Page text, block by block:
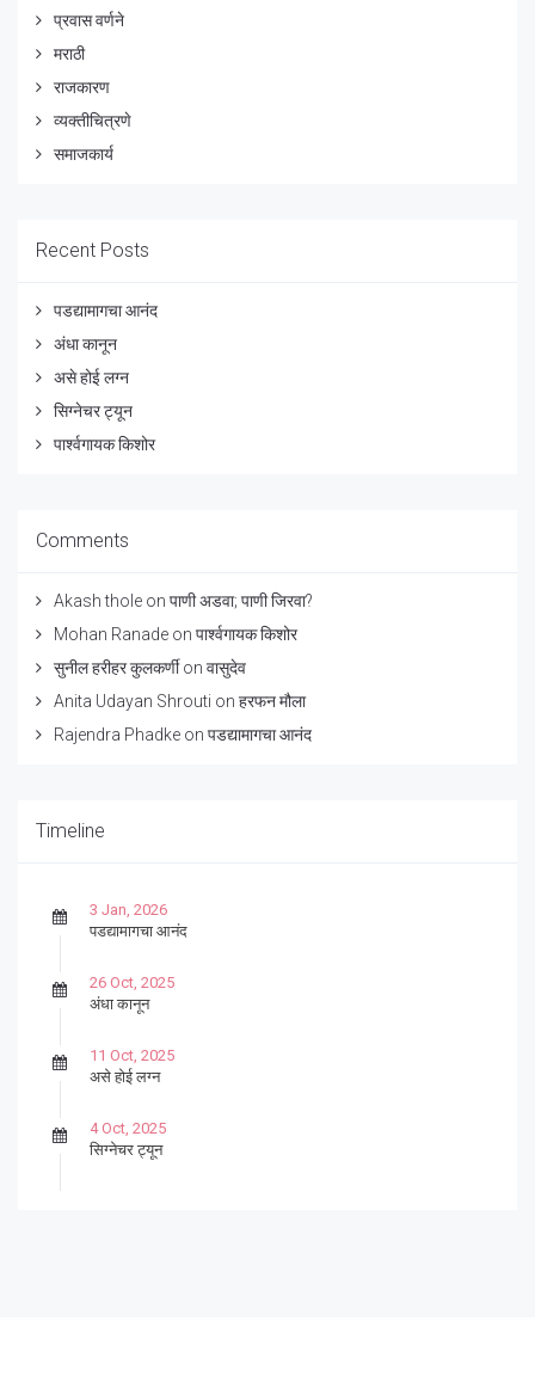
प्रवास वर्णने
मराठी
राजकारण
व्यक्तीचित्रणे
समाजकार्य
Recent Posts
पडद्यामागचा आनंद
अंधा कानून
असे होई लग्न
सिग्नेचर ट्यून
पार्श्वगायक किशोर
Comments
Akash thole on पाणी अडवा; पाणी जिरवा?
Mohan Ranade on पार्श्वगायक किशोर
सुनील हरीहर कुलकर्णीon वासुदेव
Anita Udayan Shrouti on हरफन मौला
Rajendra Phadke on पडद्यामागचा आनंद
Timeline
3 Jan, 2026
पडद्यामागचा आनंद
26 Oct, 2025
अंधा कानून
11 Oct, 2025
असे होई लग्न
4 Oct, 2025
सिग्नेचर ट्यून